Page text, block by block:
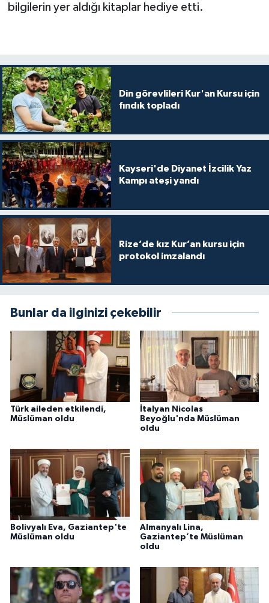
bilgilerin yer aldığı kitaplar hediye etti.
Din görevlileri Kur'an Kursu için
fındık topladı
Kayseri'de Diyanet İzcilik Yaz
Kampı ateşi yandı
Rize’de kız Kur’an kursu için
protokol imzalandı
Bunlar da ilginizi çekebilir
Türk aileden etkilendi,
Müslüman oldu
İtalyan Nicolas
Beyoğlu'nda Müslüman
oldu
Bolivyalı Eva, Gaziantep'te
Müslüman oldu
Almanyalı Lina,
Gaziantep’te Müslüman
oldu
Gaziantep Müftülüğü
Gümüşhane Müftülüğü
Hakkari Müftülüğü
Hatay Müftülüğü
Iğdır Müftülüğü
Isparta Müftülüğü
İstanbul Müftülüğü
İzmir Müftülüğü
Karabük Müftülüğü
Karaman Müftülüğü
Kars Müftülüğü
Kastamonu Müftülüğü
Kilis Müftülüğü
Kırıkkale Müftülüğü
Kırklareli Müftülüğü
Kırşehir Müftülüğü
Kocaeli Müftülüğü